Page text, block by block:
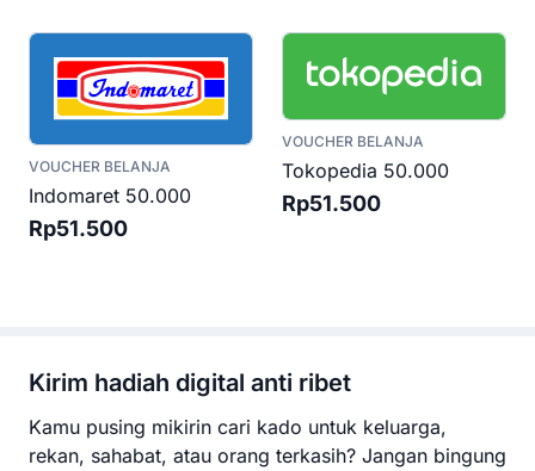
VOUCHER BELANJA
Indomaret 50.000
Rp51.500
VOUCHER BELANJA
Tokopedia 50.000
Rp51.500
Kirim hadiah digital anti ribet
Kamu pusing mikirin cari kado untuk keluarga,
rekan, sahabat, atau orang terkasih? Jangan bingung